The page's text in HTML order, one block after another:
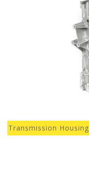
Transmission Housing